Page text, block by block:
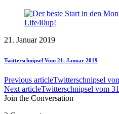
21. Januar 2019
Twitterschnipsel Vom 21. Januar 2019
Previous articleTwitterschnipsel
Next articleTwitterschnipsel vom
Join the Conversation